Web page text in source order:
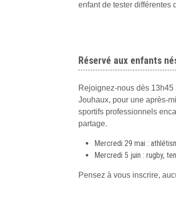
enfant de tester différentes
Réservé aux enfants
Rejoignez-nous dès 13h45
Jouhaux, pour une après-
sportifs professionnels
partage.
Mercredi 29 mai :
Mercredi 5 juin : rugby,
Pensez à vous inscrire,